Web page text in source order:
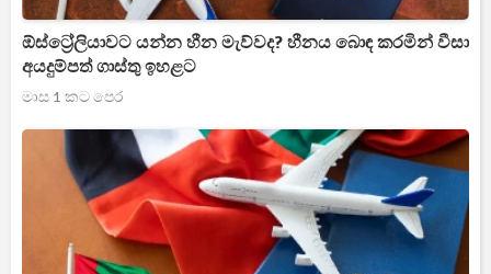
ඕස්ට්‍රේලියාවට යන්න හීන මැව්වද? හීනය බොඳ කරමින් වීසා
අයදුම්පත් ගාස්තු ඉහළට
මාස 1 කට පෙර